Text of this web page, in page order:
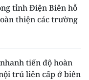
tỉnh Điện Biên hỗ
thiện các trường
tiến độ hoàn
trú liên cấp ở biên